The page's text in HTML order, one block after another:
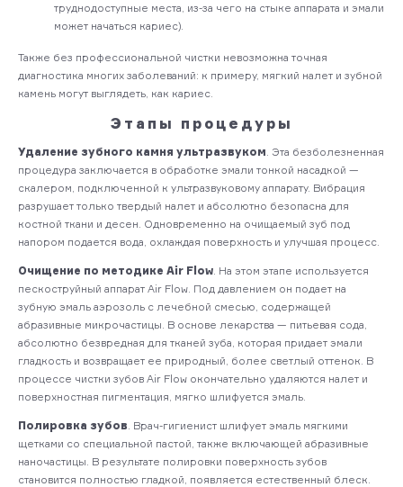
труднодоступные места, из-за чего на стыке аппарата и эмали
может начаться кариес).
Также без профессиональной чистки невозможна точная
диагностика многих заболеваний: к примеру, мягкий налет и зубной
камень могут выглядеть, как кариес.
Этапы процедуры
Удаление зубного камня ультразвуком. Эта безболезненная
процедура заключается в обработке эмали тонкой насадкой —
скалером, подключенной к ультразвуковому аппарату. Вибрация
разрушает только твердый налет и абсолютно безопасна для
костной ткани и десен. Одновременно на очищаемый зуб под
напором подается вода, охлаждая поверхность и улучшая процесс.
Очищение по методике Air Flow. На этом этапе используется
пескоструйный аппарат Air Flow. Под давлением он подает на
зубную эмаль аэрозоль с лечебной смесью, содержащей
абразивные микрочастицы. В основе лекарства — питьевая сода,
абсолютно безвредная для тканей зуба, которая придает эмали
гладкость и возвращает ее природный, более светлый оттенок. В
процессе чистки зубов Air Flow окончательно удаляются налет и
поверхностная пигментация, мягко шлифуется эмаль.
Полировка зубов. Врач-гигиенист шлифует эмаль мягкими
щетками со специальной пастой, также включающей абразивные
наночастицы. В результате полировки поверхность зубов
становится полностью гладкой, появляется естественный блеск.